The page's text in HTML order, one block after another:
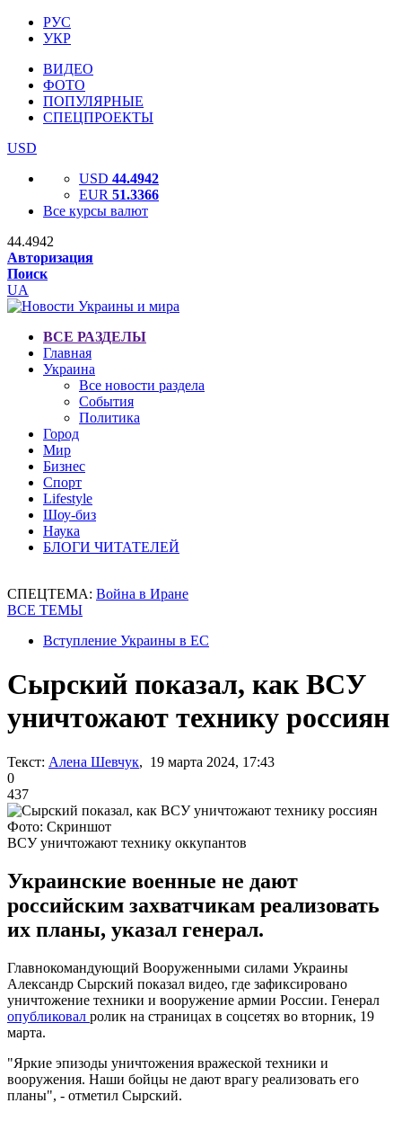
РУС
УКР
ВИДЕО
ФОТО
ПОПУЛЯРНЫЕ
СПЕЦПРОЕКТЫ
USD
USD 44.4942
EUR 51.3366
Все курсы валют
44.4942
Авторизация
Поиск
UA
ВСЕ РАЗДЕЛЫ
Главная
Украина
Все новости раздела
События
Политика
Город
Мир
Бизнес
Спорт
Lifestyle
Шоу-биз
Наука
БЛОГИ ЧИТАТЕЛЕЙ
СПЕЦТЕМА: Война в Иране
ВСЕ ТЕМЫ
Вступление Украины в ЕС
Сырский показал, как ВСУ
уничтожают технику россиян
Текст: Алена Шевчук, 19 марта 2024, 17:43
0
437
Фото: Скриншот
ВСУ уничтожают технику оккупантов
Украинские военные не дают
российским захватчикам реализовать
их планы, указал генерал.
Главнокомандующий Вооруженными силами Украины
Александр Сырский показал видео, где зафиксировано
уничтожение техники и вооружение армии России. Генерал
опубликовал ролик на страницах в соцсетях во вторник, 19
марта.
"Яркие эпизоды уничтожения вражеской техники и
вооружения. Наши бойцы не дают врагу реализовать его
планы", - отметил Сырский.